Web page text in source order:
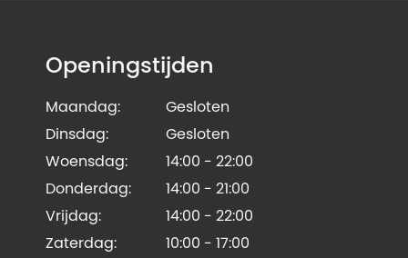
Openingstijden
Maandag:
Gesloten
Dinsdag:
Gesloten
Woensdag:
14:00 - 22:00
Donderdag:
14:00 - 21:00
Vrijdag:
14:00 - 22:00
Zaterdag:
10:00 - 17:00